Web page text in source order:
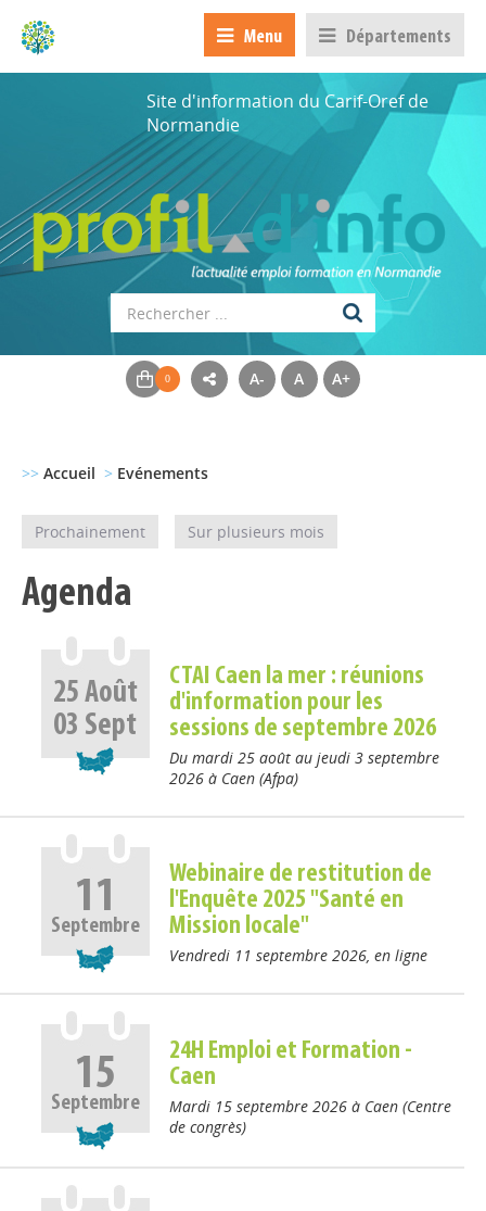
Menu Départements
Site d'information du Carif-Oref de
Normandie
A- A A+
>> Accueil > Evénements
Prochainement Sur plusieurs mois
Agenda
25 Août
03 Sept
CTAI Caen la mer : réunions
d'information pour les
sessions de septembre 2026
Du mardi 25 août au jeudi 3 septembre
2026 à Caen (Afpa)
11
Septembre
Webinaire de restitution de
l'Enquête 2025 "Santé en
Mission locale"
Vendredi 11 septembre 2026, en ligne
15
Septembre
24H Emploi et Formation -
Caen
Mardi 15 septembre 2026 à Caen (Centre
de congrès)